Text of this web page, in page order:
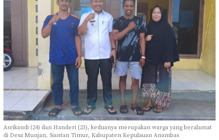
Asrikandi (24) dan Handeri (23), keduanya merupakan warga yang beralamat
di Desa Munjan, Siantan Timur, Kabupaten Kepulauan Anambas